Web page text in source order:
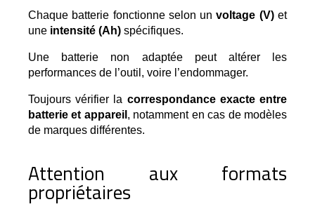
Chaque batterie fonctionne selon un voltage (V) et
une intensité (Ah) spécifiques.
Une batterie non adaptée peut altérer les
performances de l’outil, voire l’endommager.
Toujours vérifier la correspondance exacte entre
batterie et appareil , notamment en cas de modèles
de marques différentes.
Attention aux formats
propriétaires